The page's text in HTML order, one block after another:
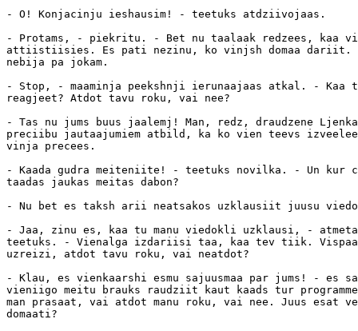
- O! Konjacinju ieshausim! - teetuks atdziivojaas.
- Protams, - piekritu. - Bet nu taalaak redzees, kaa
attiistiisies. Es pati nezinu, ko vinjsh domaa dariit.
nebija pa jokam.
- Stop, - maaminja peekshnji ierunaajaas atkal. - Kaa
reagjeet? Atdot tavu roku, vai nee?
- Tas nu jums buus jaalemj! Man, redz, draudzene
preciibu jautaajumiem atbild, ka ko vien teevs
vinja precees.
- Kaada gudra meiteniite! - teetuks novilka. - Un
taadas jaukas meitas dabon?
- Nu bet es taksh arii neatsakos uzklausiit juusu
- Jaa, zinu es, kaa tu manu viedokli uzklausi, -
teetuks. - Vienalga izdariisi taa, kaa tev tiik.
uzreizi, atdot tavu roku, vai neatdot?
- Klau, es vienkaarshi esmu sajuusmaa par jums! - es
vieniigo meitu brauks raudziit kaut kaads tur
man prasaat, vai atdot manu roku, vai nee. Juus esat
domaati?